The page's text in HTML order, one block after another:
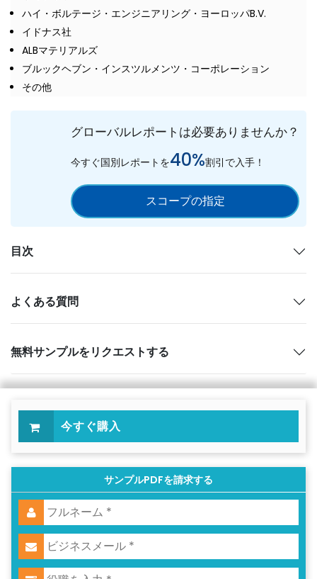
ハイ・ボルテージ・エンジニアリング・ヨーロッパB.V.
イドナス社
ALBマテリアルズ
ブルックヘブン・インスツルメンツ・コーポレーション
その他
グローバルレポートは必要ありませんか？
今すぐ国別レポートを40%割引で入手！
スコープの指定
目次
よくある質問
無料サンプルをリクエストする
今すぐ購入
サンプルPDFを請求する